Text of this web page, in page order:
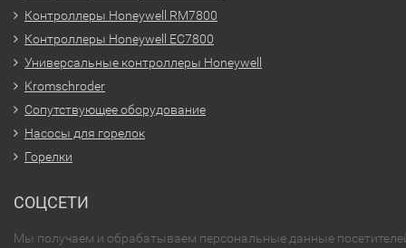
Контроллеры Honeywell RM7800
Контроллеры Honeywell EC7800
Универсальные контроллеры Honeywell
Kromschroder
Сопутствующее оборудование
Насосы для горелок
Горелки
СОЦСЕТИ
Мы получаем и обрабатываем персональные данные